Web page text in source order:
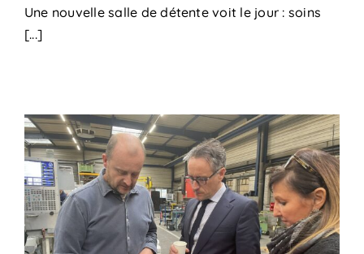
Une nouvelle salle de détente voit le jour : soins
[...]